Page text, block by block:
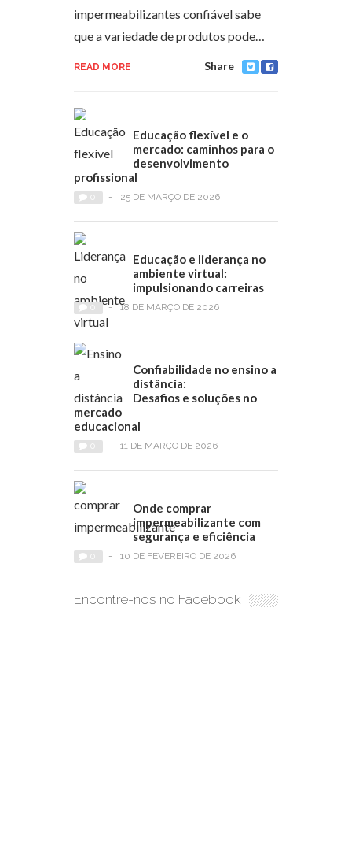
impermeabilizantes confiável sabe
que a variedade de produtos pode…
READ MORE Share
Educação flexível e o
mercado: caminhos para o
desenvolvimento
profissional
- 25 DE MARÇO DE 2026
Educação e liderança no
ambiente virtual:
impulsionando carreiras
- 18 DE MARÇO DE 2026
Confiabilidade no ensino a
distância:
Desafios e soluções no
mercado
educacional
- 11 DE MARÇO DE 2026
Onde comprar
impermeabilizante com
segurança e eficiência
- 10 DE FEVEREIRO DE 2026
Encontre-nos no Facebook